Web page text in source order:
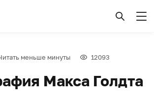
меньше минуты 12093
Макса Голдта